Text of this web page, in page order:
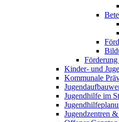
Förderung
Kinder- und
Kommunale
Jugendhilfe im
Jugendzentren